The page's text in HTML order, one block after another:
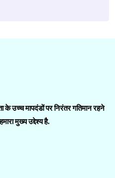
के उच्च मापदंडों पर निरंतर गतिमान रहने
मुख्य उद्देश्य है.